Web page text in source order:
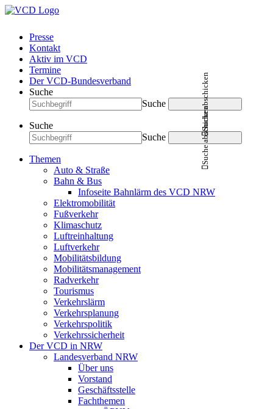
Presse
Kontakt
Aktiv im VCD
Termine
Der VCD-Bundesverband
Suche
Suche
Suche abschicken
Suche
Suche
Suche abschicken
Themen
Auto & Straße
Bahn & Bus
Infoseite Bahnlärm des VCD NRW
Elektromobilität
Fußverkehr
Klimaschutz
Luftreinhaltung
Luftverkehr
Mobilitätsbildung
Mobilitätsmanagement
Radverkehr
Tourismus
Verkehrslärm
Verkehrsplanung
Verkehrspolitik
Verkehrssicherheit
Der VCD in NRW
Landesverband NRW
Über uns
Vorstand
Geschäftsstelle
Fachthemen